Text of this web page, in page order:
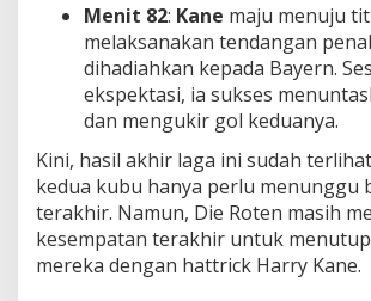
Menit 82: Kane maju menuju
melaksanakan tendangan
dihadiahkan kepada Bayern.
ekspektasi, ia sukses
dan mengukir gol keduanya.
Kini, hasil akhir laga ini sudah
kedua kubu hanya perlu menunggu
terakhir. Namun, Die Roten masih
kesempatan terakhir untuk
mereka dengan hattrick Harry Kane.